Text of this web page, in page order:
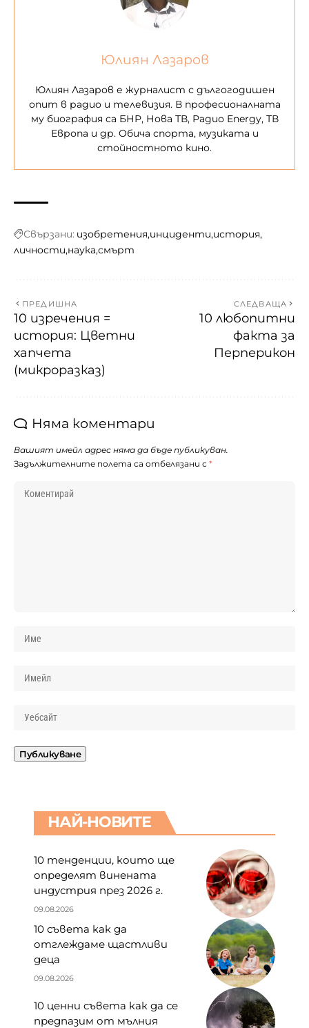
Юлиян Лазаров
Юлиян Лазаров е журналист с дългогодишен
опит в радио и телевизия. В професионалната
му биография са БНР, Нова ТВ, Радио Energy, ТВ
Европа и др. Обича спорта, музиката и
стойностното кино.
Свързани: изобретения инциденти история
личности наука смърт
ПРЕДИШНА
10 изречения =
история: Цветни
хапчета
(микроразказ)
СЛЕДВАЩА
10 любопитни
факта за
Перперикон
Няма коментари
Вашият имейл адрес няма да бъде публикуван.
Задължителните полета са отбелязани с *
НАЙ-НОВИТЕ
10 тенденции, които ще
определят винената
индустрия през 2026 г.
09.08.2026
10 съвета как да
отглеждаме щастливи
деца
09.08.2026
10 ценни съвета как да се
предпазим от мълния